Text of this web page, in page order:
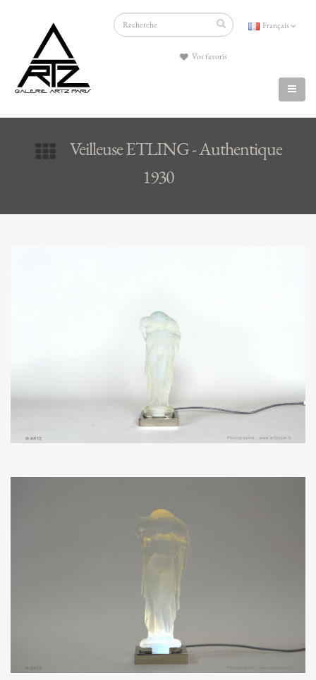
Français
Vos favoris
Veilleuse ETLING - Authentique
1930